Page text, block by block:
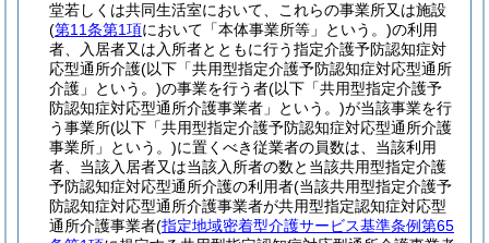
堂若しくは共同生活室において、これらの事業所又は施設
(第11条第1項において「本体事業所等」という。)の利用
者、入居者又は入所者とともに行う指定介護予防認知症対
応型通所介護(以下「共用型指定介護予防認知症対応型通所
介護」という。)の事業を行う者(以下「共用型指定介護予
防認知症対応型通所介護事業者」という。)が当該事業を行
う事業所(以下「共用型指定介護予防認知症対応型通所介護
事業所」という。)に置くべき従業者の員数は、当該利用
者、当該入居者又は当該入所者の数と当該共用型指定介護
予防認知症対応型通所介護の利用者(当該共用型指定介護予
防認知症対応型通所介護事業者が共用型指定認知症対応型
通所介護事業者(指定地域密着型介護サービス基準条例第65